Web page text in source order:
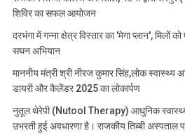
शिविर का सफल आयोजन
दरभंगा में गन्ना क्षेत्र विस्तार का 'मेगा प्लान', मिलों
सघन अभियान
माननीय मंत्री श्री नीरज कुमार सिंह,लोक स्वास्थ्य
डायरी और कैलेंडर 2025 का लोकार्पण
नुतूल थेरेपी (Nutool Therapy) आधुनिक
उभरती हुई अवधारणा है। राजकीय तिब्बी अस्पताल